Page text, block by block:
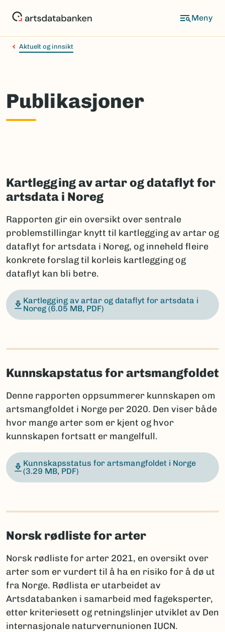
Aktuelt og innsikt
Publikasjoner
Kartlegging av artar og dataflyt for
artsdata i Noreg
Rapporten gir ein oversikt over sentrale
problemstillingar knytt til kartlegging av artar og
dataflyt for artsdata i Noreg, og inneheld fleire
konkrete forslag til korleis kartlegging og
dataflyt kan bli betre.
Kartlegging av artar og dataflyt for artsdata i
Noreg (6.05 MB, PDF)
Kunnskapstatus for artsmangfoldet
Denne rapporten oppsummerer kunnskapen om
artsmangfoldet i Norge per 2020. Den viser både
hvor mange arter som er kjent og hvor
kunnskapen fortsatt er mangelfull.
Kunnskapsstatus for artsmangfoldet i Norge
(3.29 MB, PDF)
Norsk rødliste for arter
Norsk rødliste for arter 2021, en oversikt over
arter som er vurdert til å ha en risiko for å dø ut
fra Norge. Rødlista er utarbeidet av
Artsdatabanken i samarbeid med fageksperter,
etter kriteriesett og retningslinjer utviklet av Den
internasjonale naturvernunionen IUCN.